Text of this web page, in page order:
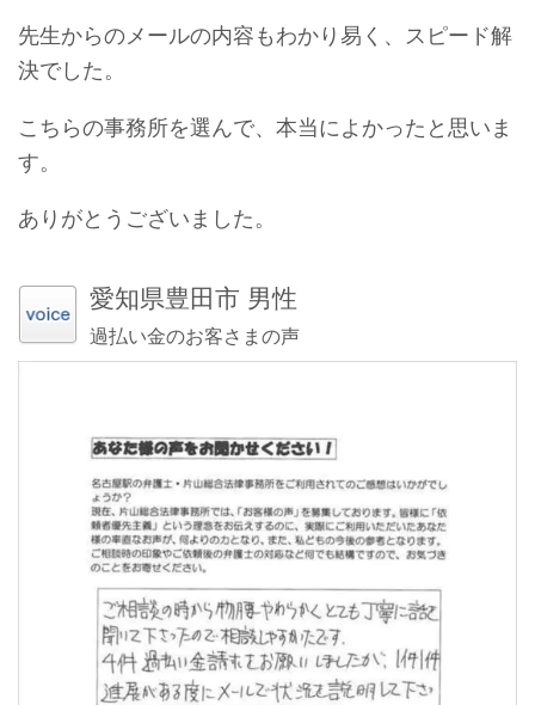
先生からのメールの内容もわかり易く、スピード解
決でした。
こちらの事務所を選んで、本当によかったと思いま
す。
ありがとうございました。
愛知県豊田市 男性
過払い金のお客さまの声